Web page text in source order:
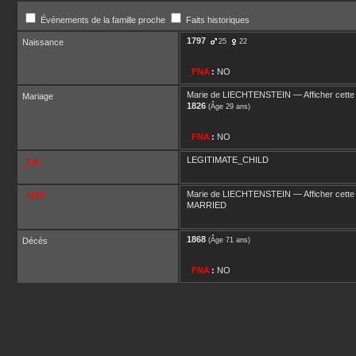
Événements de la famille proche Faits historiques
Naissance 1797 25 22
_FNA : NO
Mariage Marie de LIECHTENSTEIN —Afficher cette
1826 (Âge 29 ans)
_FNA : NO
_FIL LEGITIMATE_CHILD
_UST Marie de LIECHTENSTEIN —Afficher cette
MARRIED
Décès 1868 (Âge 71 ans)
_FNA : NO